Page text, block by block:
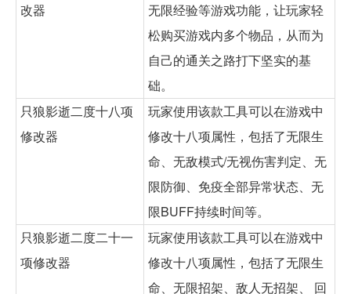
改器
无限经验等游戏功能，让玩家轻
松购买游戏内多个物品，从而为
自己的通关之路打下坚实的基
础。
只狼影逝二度十八项
修改器
玩家使用该款工具可以在游戏中
修改十八项属性，包括了无限生
命、无敌模式/无视伤害判定、无
限防御、免疫全部异常状态、无
限BUFF持续时间等。
只狼影逝二度二十一
项修改器
玩家使用该款工具可以在游戏中
修改十八项属性，包括了无限生
命、无限招架、敌人无招架、 回